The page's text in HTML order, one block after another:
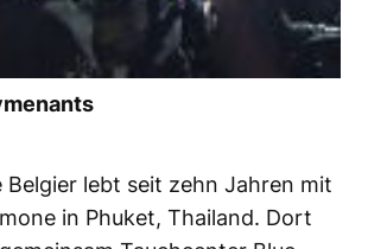
Belgier lebt seit zehn Jahren mit
in Phuket, Thailand. Dort